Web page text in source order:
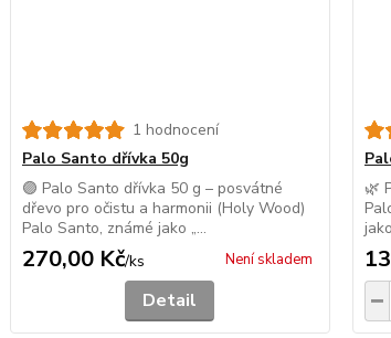
1 hodnocení
Palo Santo dřívka 50g
🟣 Palo Santo dřívka 50 g – posvátné
dřevo pro očistu a harmonii (Holy Wood)
Palo Santo, známé jako „...
270,00 Kč/ks Není skladem
Detail
🌿